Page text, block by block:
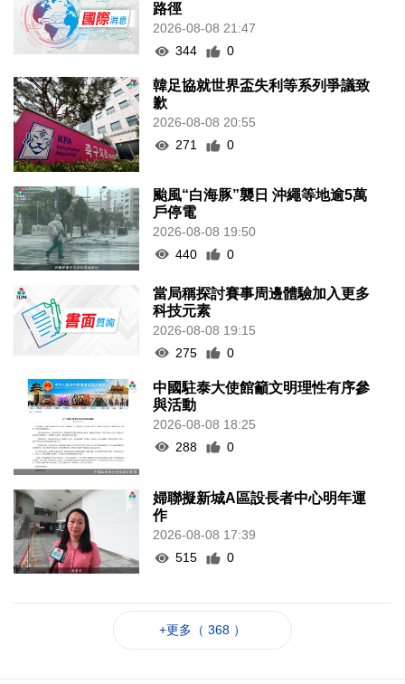
路徑
2026-08-08 21:47
344
0
韓足協就世界盃失利等系列爭議致
歉
2026-08-08 20:55
271
0
颱風“白海豚”襲日 沖繩等地逾5萬
戶停電
2026-08-08 19:50
440
0
當局稱探討賽事周邊體驗加入更多
科技元素
2026-08-08 19:15
275
0
中國駐泰大使館籲文明理性有序參
與活動
2026-08-08 18:25
288
0
婦聯擬新城A區設長者中心明年運
作
2026-08-08 17:39
515
0
+更多（ 368 ）